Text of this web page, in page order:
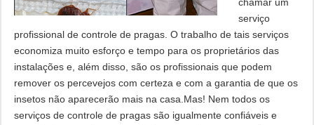
serviço
profissional de controle de pragas. O trabalho de tais serviços
economiza muito esforço e tempo para os proprietários das
instalações e, além disso, são os profissionais que podem
remover os percevejos com certeza e com a garantia de que os
insetos não aparecerão mais na casa.Mas! Nem todos os
serviços de controle de pragas são igualmente confiáveis ​​e